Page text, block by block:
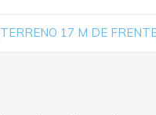
TERRENO 17 M DE